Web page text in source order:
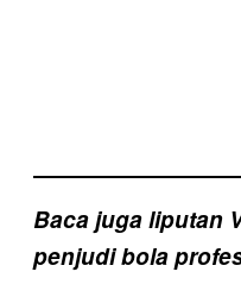
Baca juga liputan
penjudi bola